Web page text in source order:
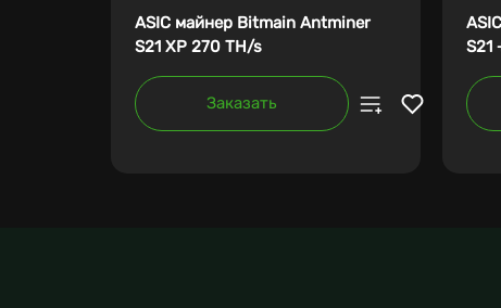
ASIC майнер Bitmain Antminer
S21 XP 270 TH/s
Заказать
S21